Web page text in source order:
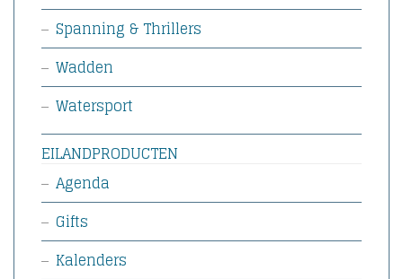
Spanning & Thrillers
Wadden
Watersport
EILANDPRODUCTEN
Agenda
Gifts
Kalenders